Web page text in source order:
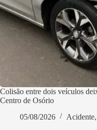
Colisão entre dois veículos
Centro de Osório
05/08/2026
Acidente,